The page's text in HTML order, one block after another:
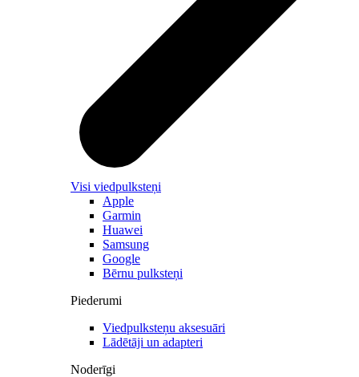
Visi viedpulksteņi
Apple
Garmin
Huawei
Samsung
Google
Bērnu pulksteņi
Piederumi
Viedpulksteņu aksesuāri
Lādētāji un adapteri
Noderīgi